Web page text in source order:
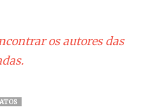
os autores das